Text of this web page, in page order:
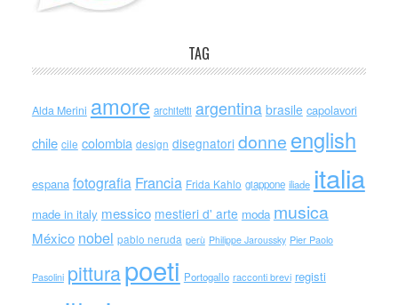
TAG
Alda Merini amore architetti argentina brasile capolavori
chile cile colombia design disegnatori donne english
espana fotografia Francia Frida Kahlo giappone iliade italia
made in italy messico mestieri d' arte moda musica
México nobel pablo neruda perù Philippe Jaroussky Pier Paolo
Pasolini pitturapoeti Portogallo racconti brevi registi